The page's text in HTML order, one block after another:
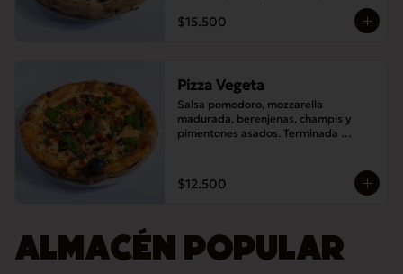
$15.500
Pizza Vegeta
Salsa pomodoro, mozzarella
madurada, berenjenas, champis y
pimentones asados. Terminada
$12.500
ALMACÉN POPULAR